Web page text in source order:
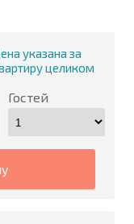
указана за
целиком
Гостей